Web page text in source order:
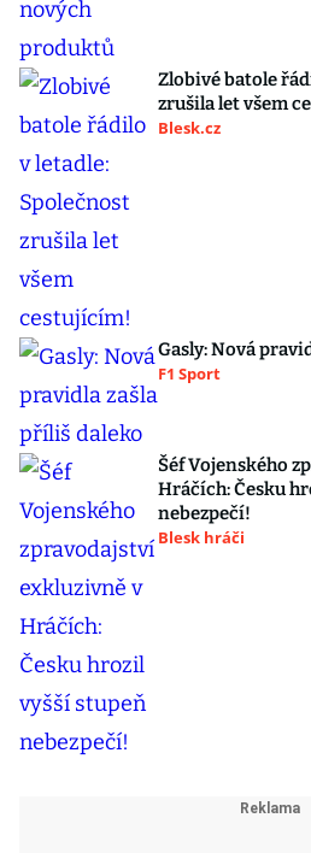
Zlobivé batole
zrušila let všem
Blesk.cz
Gasly: Nová
F1 Sport
Šéf Vojenského
Hráčích: Česku
nebezpečí!
Blesk hráči